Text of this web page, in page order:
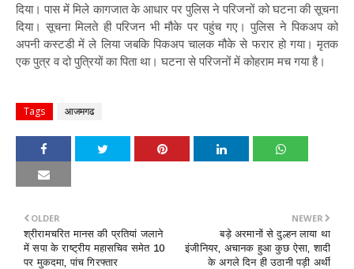
दिया। पास में मिले कागजात के आधार पर पुलिस ने परिजनों को घटना की सूचना
दिया। सूचना मिलते ही परिजन भी मौके पर पहुंच गए। पुलिस ने पिकअप को
अपनी कस्टडी में ले लिया जबकि पिकअप चालक मौके से फरार हो गया। मृतक
एक पुत्र व दो पुत्रियों का पिता था। घटना से परिजनों में कोहराम मच गया है।
Tags आजमगढ
NEWER
बड़े अरमानों से दुल्हन लाया था
इंजीनियर, अचानक हुआ कुछ ऐसा, शादी
के अगले दिन ही उठानी पड़ी अर्थी
OLDER
श्रीरामचरित मानस की प्रतियां जलाने
में सपा के राष्ट्रीय महासचिव समेत 10
पर मुकदमा, पांच गिरफ्तार